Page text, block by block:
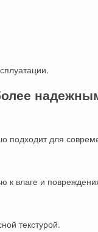
подходит для
к влаге и
текстурой.